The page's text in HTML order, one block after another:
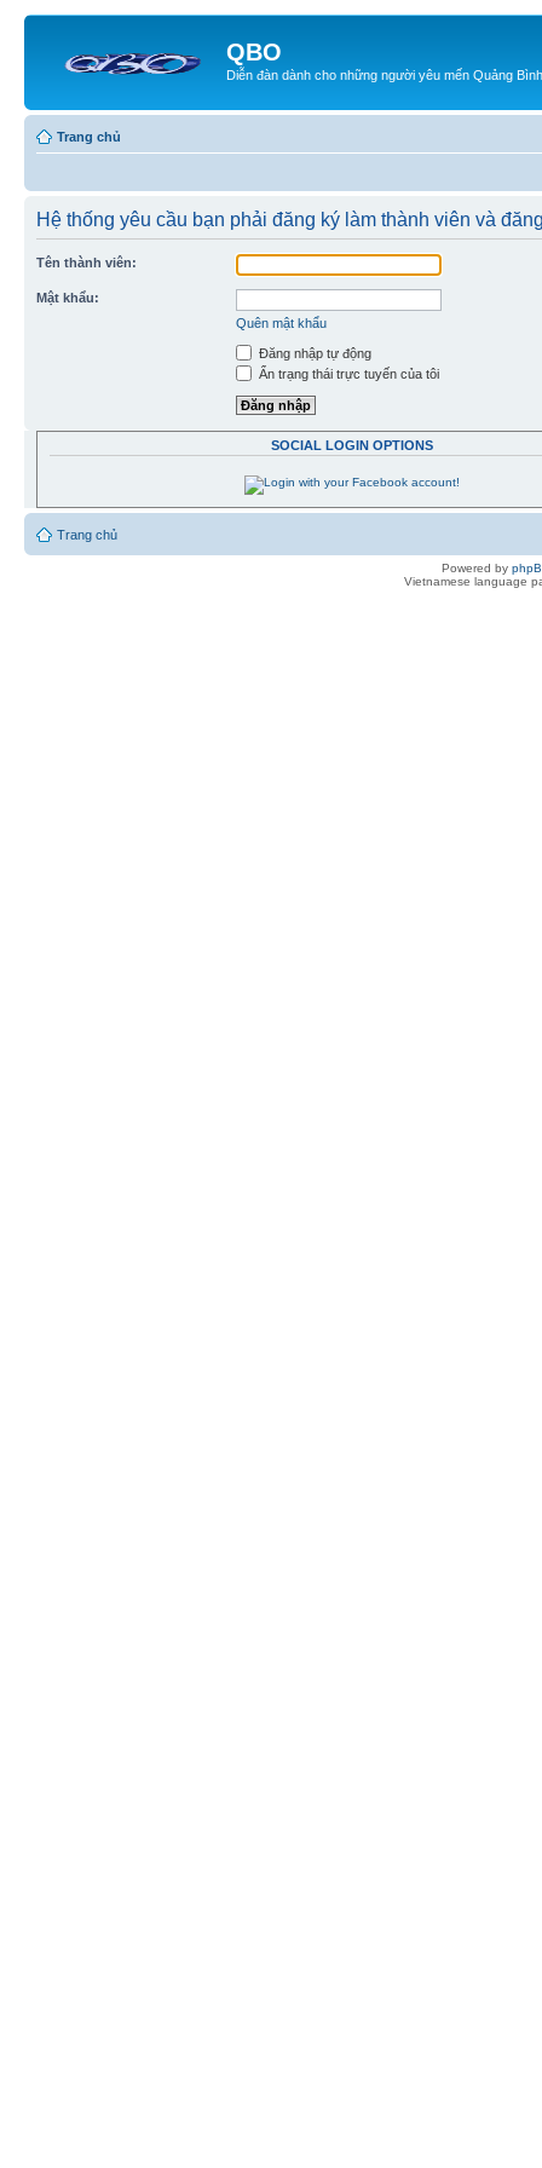
QBO
Diễn đàn dành cho những người yêu mến Quảng Bình
Trang chủ
Hệ thống yêu cầu bạn phải đăng ký làm thành viên và
Tên thành viên:
Mật khẩu:
Quên mật khẩu
Đăng nhập tự động
Ẩn trạng thái trực tuyến của tôi
SOCIAL LOGIN OPTIONS
Trang chủ
Powered by
Vietnamese language